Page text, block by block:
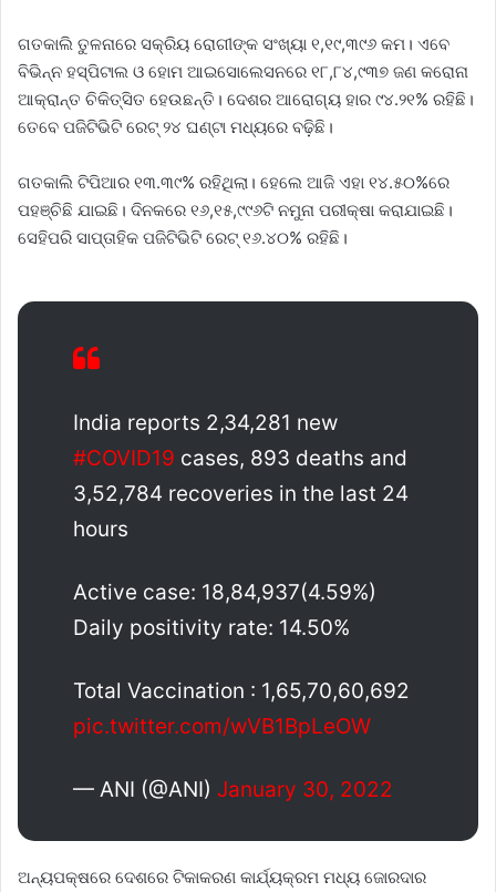
ଗତକାଲି ତୁଳନାରେ ସକ୍ରିୟ ରୋଗୀଙ୍କ ସଂଖ୍ୟା ୧,୧୯,୩୯୬ କମ। ଏବେ
ବିଭିନ୍ନ ହସ୍ପିଟାଲ ଓ ହୋମ ଆଇସୋଲେସନରେ ୧୮,୮୪,୯୩୭ ଜଣ କରୋନା
ଆକ୍ରାନ୍ତ ଚିକିତ୍ସିତ ହେଉଛନ୍ତି। ଦେଶର ଆରୋଗ୍ୟ ହାର ୯୪.୨୧% ରହିଛି।
ତେବେ ପଜିଟିଭିଟି ରେଟ୍ ୨୪ ଘଣ୍ଟା ମଧ୍ୟରେ ବଢ଼ିଛି।
ଗତକାଲି ଟିପିଆର ୧୩.୩୯% ରହିଥିଲା। ହେଲେ ଆଜି ଏହା ୧୪.୫୦%ରେ
ପହଞ୍ଚିଛି ଯାଇଛି। ଦିନକରେ ୧୬,୧୫,୯୯୬ଟି ନମୁନା ପରୀକ୍ଷା କରାଯାଇଛି।
ସେହିପରି ସାପ୍ତାହିକ ପଜିଟିଭିଟି ରେଟ୍‌ ୧୬.୪୦% ରହିଛି।
India reports 2,34,281 new
#COVID19 cases, 893 deaths and
3,52,784 recoveries in the last 24
hours
Active case: 18,84,937(4.59%)
Daily positivity rate: 14.50%
Total Vaccination : 1,65,70,60,692
pic.twitter.com/wVB1BpLeOW
— ANI (@ANI) January 30, 2022
ଅନ୍ୟପକ୍ଷରେ ଦେଶରେ ଟିକାକରଣ କାର୍ଯ୍ୟକ୍ରମ ମଧ୍ୟ ଜୋରଦାର